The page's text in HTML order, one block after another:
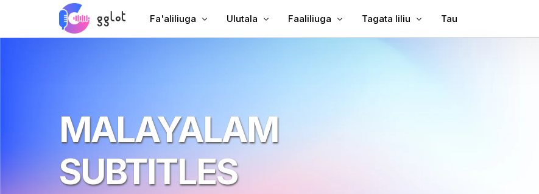
Fa'aliliuga
Fa'aliliuga Fonotaga
Leosi a le Kamupani
Ulutala
AI Dubbing
VTT Foafoa
Faaliliuga Tagata liliu Tau
MALAYALAM
SUBTITLES